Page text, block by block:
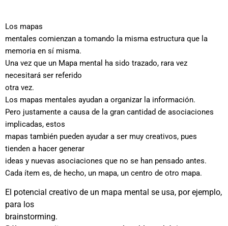
Los mapas
mentales comienzan a tomando la misma estructura que la
memoria en sí misma.
Una vez que un Mapa mental ha sido trazado, rara vez
necesitará ser referido
otra vez.
Los mapas mentales ayudan a organizar la información.
Pero justamente a causa de la gran cantidad de asociaciones
implicadas, estos
mapas también pueden ayudar a ser muy creativos, pues
tienden a hacer generar
ideas y nuevas asociaciones que no se han pensado antes.
Cada ítem es, de hecho, un mapa, un centro de otro mapa.
El potencial creativo de un mapa mental se usa, por ejemplo,
para los
brainstorming.